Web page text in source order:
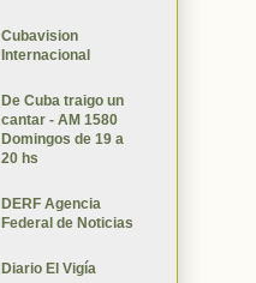
Cubavision
Internacional
De Cuba traigo un
cantar - AM 1580
Domingos de 19 a
20 hs
DERF Agencia
Federal de Noticias
Diario El Vigía